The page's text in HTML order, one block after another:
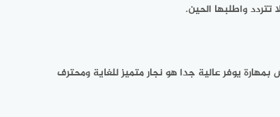
واطلبها الحين.
يوفر عالية جدا هو نجار متميز للغاية ومحترف